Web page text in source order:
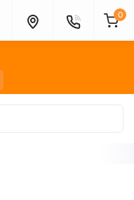
0